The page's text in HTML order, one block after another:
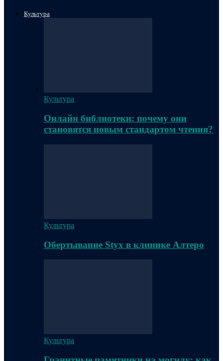
Культура
Культура
Онлайн библиотеки: почему они
становятся новым стандартом чтения?
Культура
Обертывание Styx в клинике Алтеро
Культура